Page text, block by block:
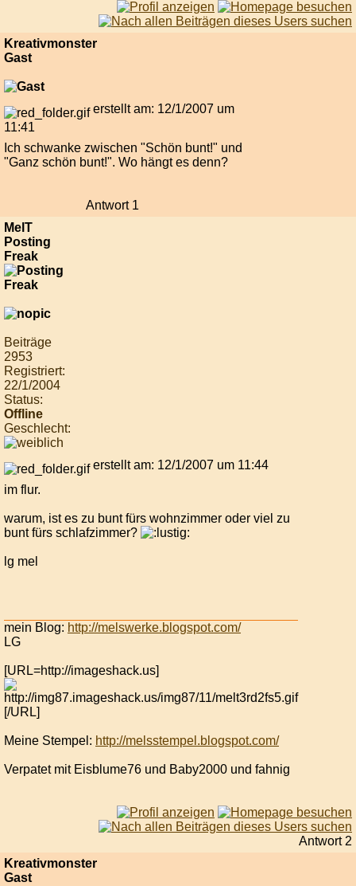
Kreativmonster
Gast
erstellt am: 12/1/2007 um
11:41
Ich schwanke zwischen "Schön bunt!" und
"Ganz schön bunt!". Wo hängt es denn?
Antwort 1
MelT
Posting
Freak
Beiträge
2953
Registriert:
22/1/2004
Status:
Offline
Geschlecht:
erstellt am: 12/1/2007 um 11:44
im flur.
warum, ist es zu bunt fürs wohnzimmer oder viel zu
bunt fürs schlafzimmer?
lg mel
mein Blog: http://melswerke.blogspot.com/
LG
[URL=http://imageshack.us]
[/URL]
Meine Stempel: http://melsstempel.blogspot.com/
Verpatet mit Eisblume76 und Baby2000 und fahnig
Antwort 2
Kreativmonster
Gast